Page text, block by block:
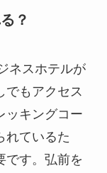
？
ネスホテルが
でもアクセス
ッキングコー
れているた
です。弘前を